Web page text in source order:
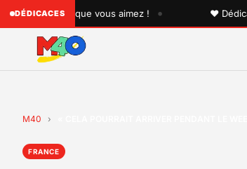
DÉDICACESque vous aimez ! • ♥
M40 ›
FRANCE